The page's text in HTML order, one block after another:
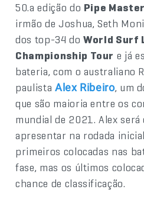
50.a edição do Pipe
irmão de Joshua, Seth
dos top-34 doWorld Surf
Championship Tour e já
bateria, com o australiano
paulista Alex Ribeiro, um
que são maioria entre os
mundial de 2021. Alex será
apresentar na rodada
primeiros colocadas nas
fase, mas os últimos
chance de classificação.